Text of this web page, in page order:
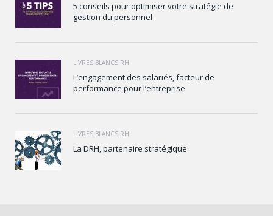
5 conseils pour optimiser votre stratégie de
gestion du personnel
LIVRES BLANCS RH
L’engagement des salariés, facteur de
performance pour l’entreprise
LIVRES BLANCS RH
La DRH, partenaire stratégique